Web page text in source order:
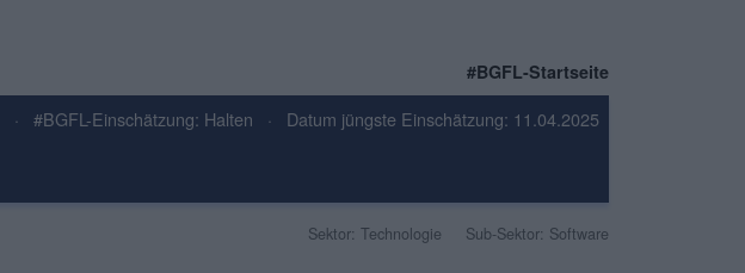
#BGFL-Startseite
· #BGFL-Einschätzung: Halten · Datum jüngste Einschätzung: 11.04.2025
Sektor: Technologie Sub-Sektor: Software